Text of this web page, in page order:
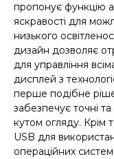
пропонує функцію
яскравості для
низького
дизайн дозволяє
для управління
дисплей з
перше подібне
забезпечує точні
кутом огляду. Крім
USB для
операційних